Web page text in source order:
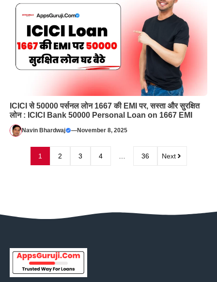
ICICI से 50000 पर्सनल लोन 1667 की EMI पर, सस्ता और सुरक्षित
लोन : ICICI Bank 50000 Personal Loan on 1667 EMI
Navin Bhardwaj —November 8, 2025
1 2 3 4 36 Next